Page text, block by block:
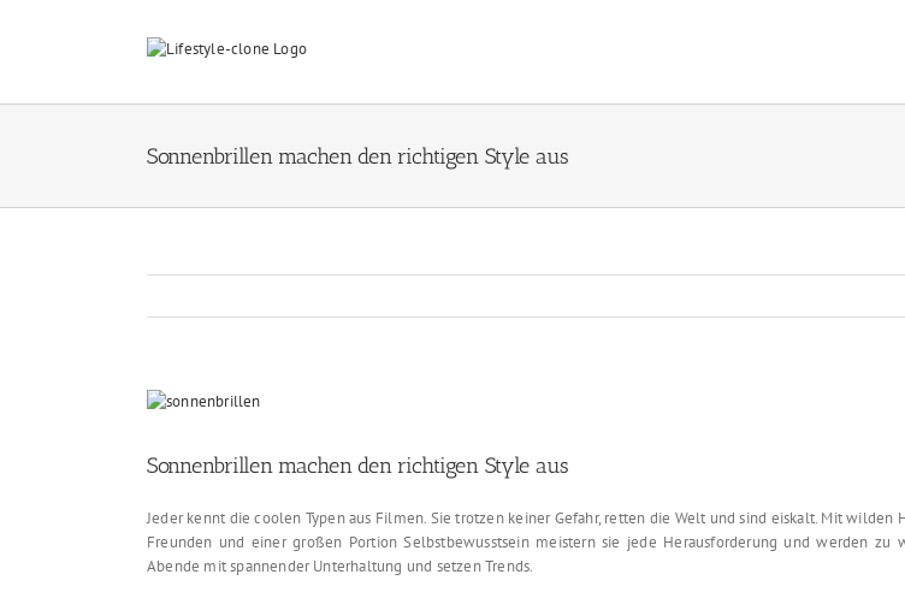
Sonnenbrillen machen den richtigen Style aus
View
Sonnenbrillen machen den richtigen Style aus
Jeder kennt die coolen Typen aus Filmen. Sie trotzen keiner Gefahr, retten die Welt und sind eiskalt. Mit wilden
Freunden und einer großen Portion Selbstbewusstsein meistern sie jede Herausforderung und werden zu
Abende mit spannender Unterhaltung und setzen Trends.